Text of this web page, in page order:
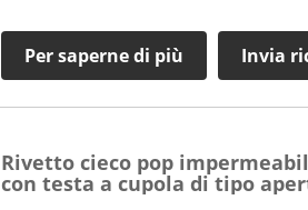
Per saperne di più Invia
Rivetto cieco pop
con testa a cupola di tipo